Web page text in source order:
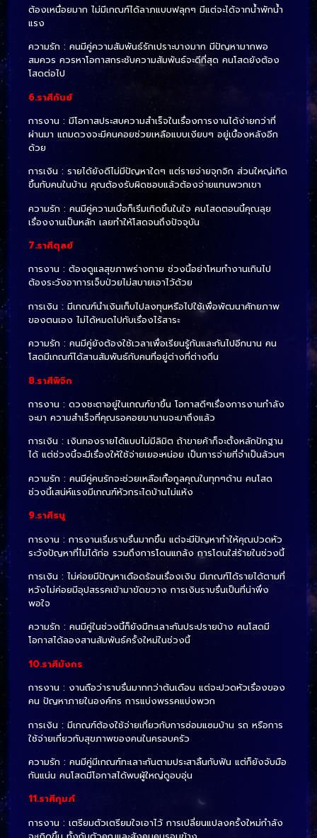
ต้องเหนื่อยมาก ไม่มีเกณฑ์ได้ลาภแบบฟลุกๆ มีแต่จะได้จากน้ำพักน้ำ
แรง
ความรัก : คนมีคู่ความสัมพันธ์รักเปราะบางมาก มีปัญหามากพอ
สมควร ควรหาโอกาสกระชับความสัมพันธ์จะดีที่สุด คนโสดยังต้อง
โสดต่อไป
6.ราศีกันย์
การงาน : มีโอกาสประสบความสำเร็จในเรื่องการงานได้ง่ายกว่าที่
ผ่านมา แถมดวงจะมีคนคอยช่วยเหลือแบบเงียบๆ อยู่เบื้องหลังอีก
ด้วย
การเงิน : รายได้ยังดีไม่มีปัญหาใดๆ แต่รายจ่ายจุกจิก ส่วนใหญ่เกิด
ขึ้นกับคนในบ้าน คุณต้องรับผิดชอบแล้วต้องจ่ายแทนพวกเขา
ความรัก : คนมีคู่ความเบื่อก็เริ่มเกิดขึ้นในใจ คนโสดตอนนี้คุณลุย
เรื่องงานเป็นหลัก เลยทำให้โสดจนถึงปัจจุบัน
7.ราศีตุลย์
การงาน : ต้องดูแลสุขภาพร่างกาย ช่วงนี้อย่าโหมทำงานเกินไป
ต้องระวังอาการเจ็บป่วยไม่สบายเอาไว้ด้วย
การเงิน : มีเกณฑ์นำเงินเก็บไปลงทุนหรือไปใช้เพื่อพัฒนาศักยภาพ
ของตนเอง ไม่ได้หมดไปกับเรื่องไร้สาระ
ความรัก : คนมีคู่ยังต้องใช้เวลาเพื่อเรียนรู้กันและกันไปอีกนาน คน
โสดมีเกณฑ์ได้สานสัมพันธ์กับคนที่อยู่ต่างที่ต่างถิ่น
8.ราศีพิจิก
การงาน : ดวงชะตาอยู่ในเกณฑ์ขาขึ้น โอกาสดีๆเรื่องการงานกำลัง
จะมา ความสำเร็จที่คุณรอคอยมานานจะมาถึงแล้ว
การเงิน : เงินทองรายได้แบบไม่มีลิมิต ถ้าขายค้าก็จะตั้งหลักปักฐาน
ได้ แต่ช่วงนี้จะมีเรื่องให้ใช้จ่ายเยอะหน่อย เป็นการจ่ายที่จำเป็นล้วนๆ
ความรัก : คนมีคู่คนรักจะช่วยเหลือเกื้อกูลคุณในทุกๆด้าน คนโสด
ช่วงนี้เสน่ห์แรงมีเกณฑ์หัวกระไดบ้านไม่แห้ง
9.ราศีธนู
การงาน : การงานเริ่มราบรื่นมากขึ้น แต่จะมีปัญหาทำให้คุณปวดหัว
ระวังปัญหาที่ไม่ได้ก่อ รวมถึงการโดนแกล้ง การโดนใส่ร้ายในช่วงนี้
การเงิน : ไม่ค่อยมีปัญหาเดือดร้อนเรื่องเงิน มีเกณฑ์ได้รายได้ตามที่
หวังไม่ค่อยมีอุปสรรคเข้ามาขัดขวาง การเงินราบรื่นเป็นที่น่าพึ่ง
พอใจ
ความรัก : คนมีคู่ในช่วงนี้ก็ยังมีทะเลาะกันประปรายบ้าง คนโสดมี
โอกาสได้ลองสานสัมพันธ์ครั้งใหม่ในช่วงนี้
10.ราศีมังกร
การงาน : งานถือว่าราบรื่นมากกว่าต้นเดือน แต่จะปวดหัวเรื่องของ
คน ปัญหาภายในองค์กร การแบ่งพรรคแบ่งพวก
การเงิน : มีเกณฑ์ต้องใช้จ่ายเกี่ยวกับการซ่อมแซมบ้าน รถ หรือการ
ใช้จ่ายเกี่ยวกับสุขภาพของคนในครอบครัว
ความรัก : คนมีคู่มีเกณฑ์ทะเลาะกันตามประสาลิ้นกับฟัน แต่ก็ยังจับมือ
กันแน่น คนโสดมีโอกาสได้พบผู้ใหญ่ดูอบอุ่น
11.ราศีกุมภ์
การงาน : เตรียมตัวเตรียมใจเอาไว้ การเปลี่ยนแปลงครั้งใหม่กำลัง